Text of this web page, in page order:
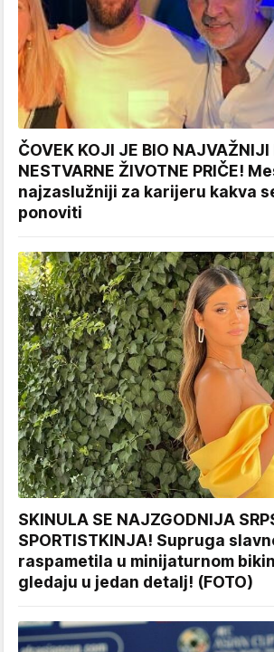
ČOVEK KOJI JE BIO NAJVAŽNIJI
NESTVARNE ŽIVOTNE PRIČE!
najzaslužniji za karijeru kakva
ponoviti
SKINULA SE NAJZGODNIJA
SPORTISTKINJA! Supruga
raspametila u minijaturnom
gledaju u jedan detalj! (FOTO)